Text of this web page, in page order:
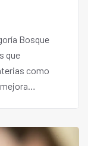
Bosque
que
como